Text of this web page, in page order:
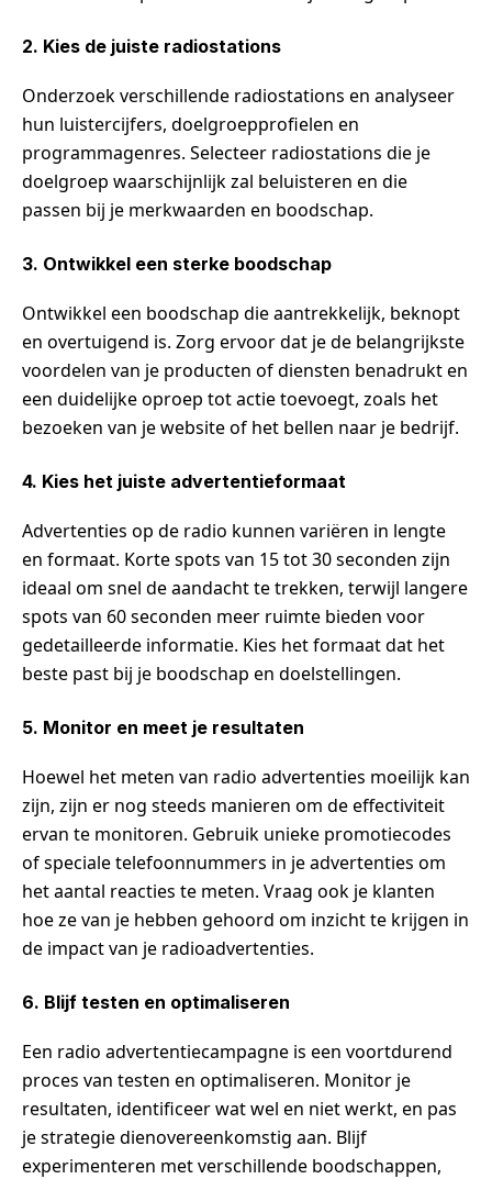
2. Kies de juiste radiostations
Onderzoek verschillende radiostations en analyseer
hun luistercijfers, doelgroepprofielen en
programmagenres. Selecteer radiostations die je
doelgroep waarschijnlijk zal beluisteren en die
passen bij je merkwaarden en boodschap.
3. Ontwikkel een sterke boodschap
Ontwikkel een boodschap die aantrekkelijk, beknopt
en overtuigend is. Zorg ervoor dat je de belangrijkste
voordelen van je producten of diensten benadrukt en
een duidelijke oproep tot actie toevoegt, zoals het
bezoeken van je website of het bellen naar je bedrijf.
4. Kies het juiste advertentieformaat
Advertenties op de radio kunnen variëren in lengte
en formaat. Korte spots van 15 tot 30 seconden zijn
ideaal om snel de aandacht te trekken, terwijl langere
spots van 60 seconden meer ruimte bieden voor
gedetailleerde informatie. Kies het formaat dat het
beste past bij je boodschap en doelstellingen.
5. Monitor en meet je resultaten
Hoewel het meten van radio advertenties moeilijk kan
zijn, zijn er nog steeds manieren om de effectiviteit
ervan te monitoren. Gebruik unieke promotiecodes
of speciale telefoonnummers in je advertenties om
het aantal reacties te meten. Vraag ook je klanten
hoe ze van je hebben gehoord om inzicht te krijgen in
de impact van je radioadvertenties.
6. Blijf testen en optimaliseren
Een radio advertentiecampagne is een voortdurend
proces van testen en optimaliseren. Monitor je
resultaten, identificeer wat wel en niet werkt, en pas
je strategie dienovereenkomstig aan. Blijf
experimenteren met verschillende boodschappen,